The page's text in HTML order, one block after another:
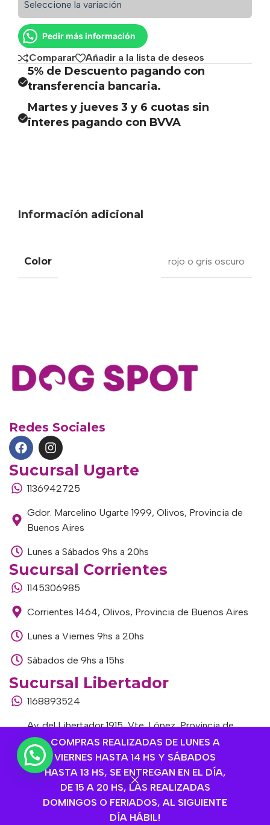
COMPRAS REALIZADAS DE LUNES A
VIERNES HASTA 14 HS Y SÁBADOS
HASTA 13 HS, SE ENTREGAN EN EL DÍA,
DE 15 A 20 HS, LAS REALIZADAS
DOMINGOS O FERIADOS, AL SIGUIENTE
DÍA HÁBIL!
Seleccione la variación
Pedir más información
Comparar Añadir a la lista de deseos
5% de Descuento pagando con
transferencia bancaria.
Martes y jueves 3 y 6 cuotas sin
interes pagando con BVVA
Información adicional
Color rojo o gris oscuro
Redes Sociales
Sucursal Ugarte
1136942725
Gdor. Marcelino Ugarte 1999, Olivos, Provincia de
Buenos Aires
Lunes a Sábados 9hs a 20hs
Sucursal Corrientes
1145306985
Corrientes 1464, Olivos, Provincia de Buenos Aires
Lunes a Viernes 9hs a 20hs
Sábados de 9hs a 15hs
Sucursal Libertador
1168893524
Av. del Libertador 1915, Vte. López, Provincia de
Buenos Aires
Lunes a Viernes de 9hs a 13hs / 16hs a 20hs
Sábados de 9hs a 15hs